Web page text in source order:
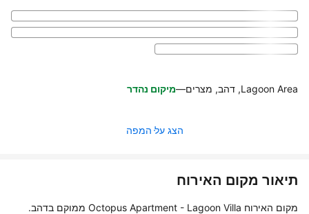
Lagoon Area, דהב, מצרים —מיקום נהדר
הצג על המפה
תיאור מקום האירוח
מקום האירוח Octopus Apartment - Lagoon Villa ממוקם בדהב.